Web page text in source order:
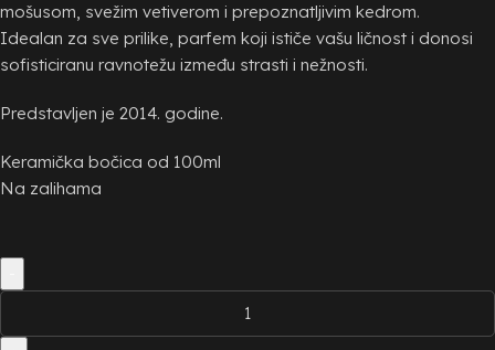
mošusom, svežim vetiverom i prepoznatljivim kedrom.
Idealan za sve prilike, parfem koji ističe vašu ličnost i donosi
sofisticiranu ravnotežu između strasti i nežnosti.
Predstavljen je 2014. godine.
Keramička bočica od 100ml
Na zalihama